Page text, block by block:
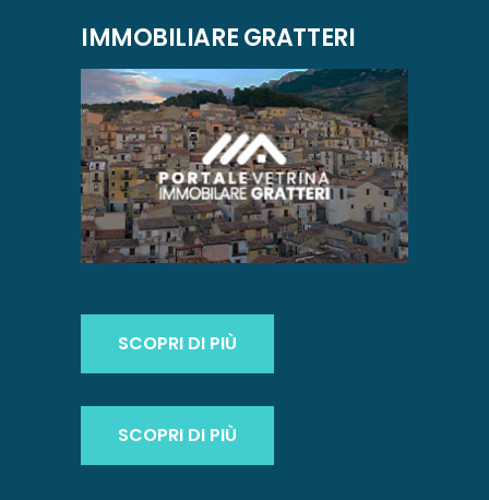
IMMOBILIARE GRATTERI
SCOPRI DI PIÙ
SCOPRI DI PIÙ